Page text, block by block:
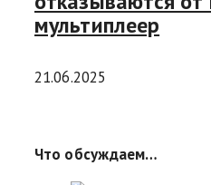
мультиплеер
21.06.2025
Что обсуждаем…